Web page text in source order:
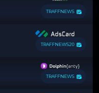
TRAFFNEWS
TRAFFNEWS20
TRAFFNEWS